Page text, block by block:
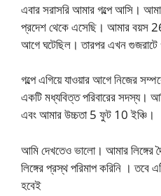
এবার সরাসরি আমার গল্পে আসি।
প্রদেশ থেকে এসেছি। আমার বয়স
আগে ঘটেছিল। তারপর এখন গুজরাটে
গল্পে এগিয়ে যাওয়ার আগে নিজের
একটি মধ্যবিত্ত পরিবারের সদস্য।
এবং আমার উচ্চতা 5 ফুট 10 ইঞ্চি।
আমি দেখতেও ভালো। আমার লিঙ্গের
লিঙ্গের প্রস্থ পরিমাপ করিনি । তবে
হবেই